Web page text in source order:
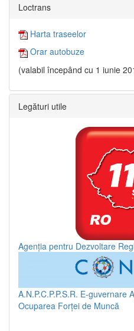
Loctrans
Harta traseelor
Orar autobuze
(valabil începând cu 1 iunie
Legături utile
Agenția pentru Dezvoltare
A.N.P.C.P.P.S.R. E-guvernare
Ocuparea Forței de Muncă